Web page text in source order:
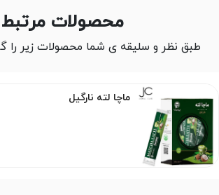
محصولات مرتبط
طبق نظر و سلیقه ی شما محصولات زیر را
ماچا لته نارگیل